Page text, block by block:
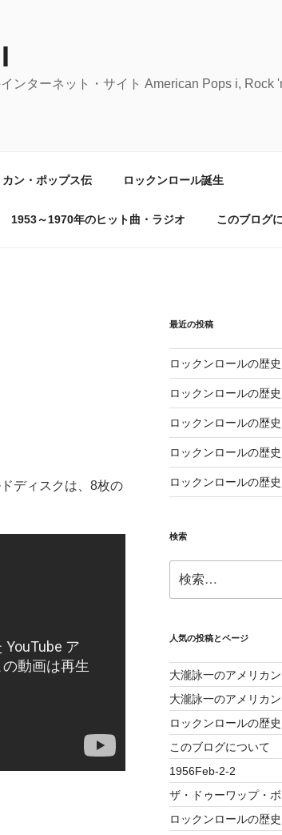
ンターネット・サイト American Pops i, Rock
ン・ポップス伝 ロックンロール誕生
1953～1970年のヒット曲・ラジオ このブログ
ディスクは、8枚の
最近の投稿
ロックンロールの歴
ロックンロールの歴
ロックンロールの歴
ロックンロールの歴
ロックンロールの歴
検索
索:
人気の投稿とページ
大瀧詠一のアメリカ
大瀧詠一のアメリカ
ロックンロールの歴史
このブログについて
1956Feb-2-2
ザ・ドゥーワップ・
ロックンロールの歴